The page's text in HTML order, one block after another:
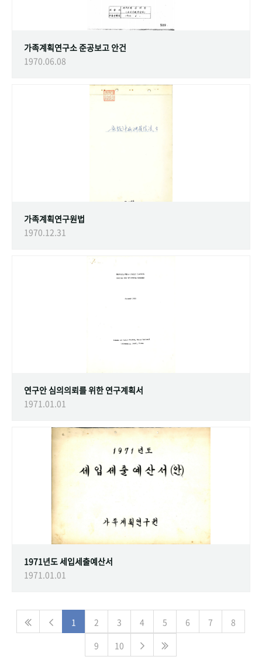
가족계획연구소 준공보고 안건
1970.06.08
가족계획연구원법
1970.12.31
연구안 심의의뢰를 위한 연구계획서
1971.01.01
1971년도 세입세출예산서
1971.01.01
1 2 3 4 5 6 7
8
9
10